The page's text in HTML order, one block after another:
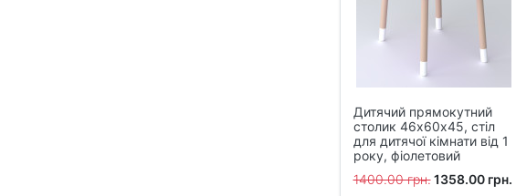
Дитячий прямокутний
столик 46х60х45, стіл
для дитячої кімнати від 1
року, фіолетовий
1400.00 грн. 1358.00 грн.